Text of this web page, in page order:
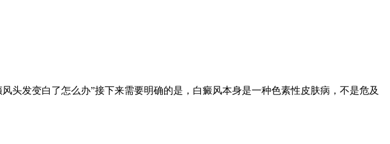
头发变白了怎么办”接下来需要明确的是，白癜风本身是一种色素性皮肤病，不是危及